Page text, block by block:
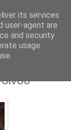
its services
user-agent are
and security
usage